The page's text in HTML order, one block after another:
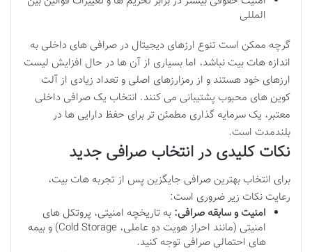
المللی
گرچه ممکن است تنوع ارزهای دیجیتال در صرافی های داخلی به
اندازه هات بیت نباشد، اما بسیاری از آن ها در حال افزایش لیست
ارزهای خود هستند و از رمزارزهای اصلی و تعداد زیادی از آلت
کوین های محبوب پشتیبانی می کنند. انتخاب یک صرافی داخلی
معتبر، یک سرمایه گذاری مطمئن تر برای حفظ دارایی ها در
بلندمدت است.
نکات کلیدی در انتخاب صرافی جدید
برای انتخاب بهترین صرافی جایگزین پس از تجربه هات بیت،
رعایت نکات زیر ضروری است:
امنیت و سابقه صرافی: به تاریخچه امنیتی، پروتکل های
امنیتی (مانند احراز هویت دو عاملی، Cold Storage) و بیمه
های احتمالی صرافی توجه کنید.